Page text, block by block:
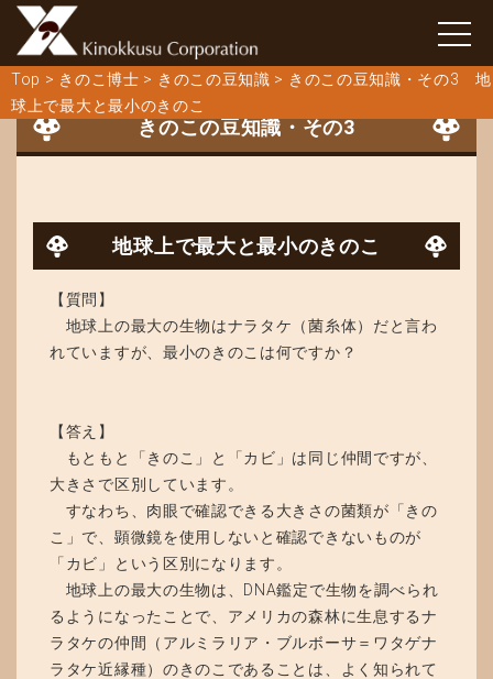
Top > きのこ博士 > きのこの豆知識 > きのこの豆知識・その3 地
球上で最大と最小のきのこ
きのこの豆知識・その3
地球上で最大と最小のきのこ
【質問】
地球上の最大の生物はナラタケ（菌糸体）だと言わ
れていますが、最小のきのこは何ですか？
【答え】
もともと「きのこ」と「カビ」は同じ仲間ですが、
大きさで区別しています。
すなわち、肉眼で確認できる大きさの菌類が「きの
こ」で、顕微鏡を使用しないと確認できないものが
「カビ」という区別になります。
地球上の最大の生物は、DNA鑑定で生物を調べられ
るようになったことで、アメリカの森林に生息するナ
ラタケの仲間（アルミラリア・ブルボーサ＝ワタゲナ
ラタケ近縁種）のきのこであることは、よく知られて